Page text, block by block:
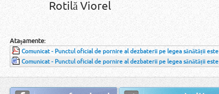
Rotilă Viorel
Ataşamente:
Comunicat - Punctul oficial de pornire al dezbaterii pe legea sănătății
Comunicat - Punctul oficial de pornire al dezbaterii pe legea sănătății